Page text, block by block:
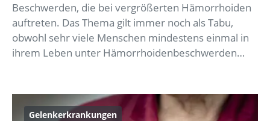
Beschwerden, die bei vergrößerten Hämorrhoiden
auftreten. Das Thema gilt immer noch als Tabu,
obwohl sehr viele Menschen mindestens einmal in
ihrem Leben unter Hämorrhoidenbeschwerden…
Gelenkerkrankungen